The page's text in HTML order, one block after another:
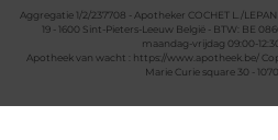
Aggregatie 1/2/237708 - Apotheker COCHET L./
19 - 1600 Sint-Pieters-Leeuw België - BTW: BE
maandag-vrijdag 09:00-
Apotheek van wacht :
https://www.apotheek.be/
Marie Curie square 30 -